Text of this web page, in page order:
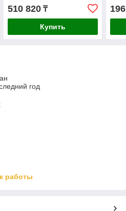
510 820₸
Купить
год
работы